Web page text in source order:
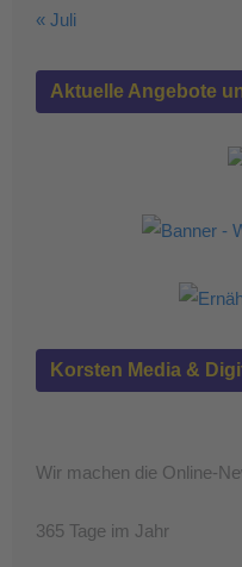
« Juli
Aktuelle Angebote
Korsten Media &
Wir machen die Online-
365 Tage im Jahr